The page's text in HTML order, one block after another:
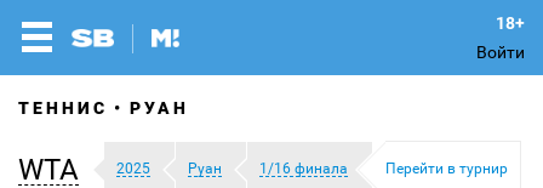
Войти
ТЕННИС РУАН
WTA 2025 Руан 1/16 финала Перейти в турнир